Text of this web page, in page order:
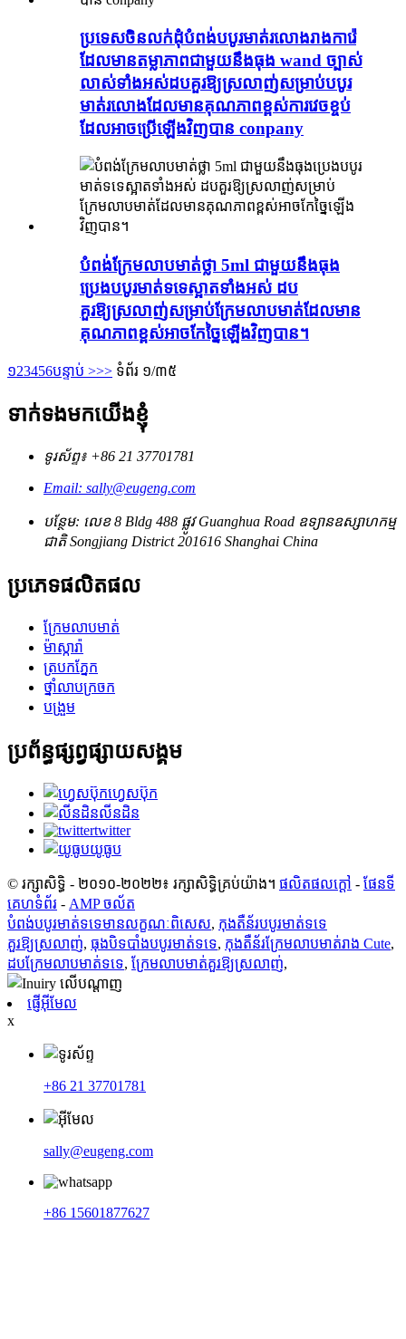
ប្រទេសចិនលក់ដុំបំពង់បបូរមាត់រលោងរាងការ៉េ
ដែលមានតម្លាភាពជាមួយនឹងធុង wand ច្បាស់
លាស់ទាំងអស់ដបគួរឱ្យស្រលាញ់សម្រាប់បបូរ
មាត់រលោងដែលមានគុណភាពខ្ពស់ការវេចខ្ចប់
ដែលអាចប្រើឡើងវិញបាន conpany
បំពង់ក្រែមលាបមាត់ថ្លា 5ml ជាមួយនឹងធុង
ប្រេងបបូរមាត់ទទេស្អាតទាំងអស់ ដប
គួរឱ្យស្រលាញ់សម្រាប់ក្រែមលាបមាត់ដែលមាន
គុណភាពខ្ពស់អាចកែច្នៃឡើងវិញបាន។
១23456បន្ទាប់ >>> ទំព័រ ១/៣៥
ទាក់ទងមកយើងខ្ញុំ
ទូរស័ព្ទ៖ +86 21 37701781
Email: sally@eugeng.com
បន្ថែម: លេខ 8 Bldg 488 ផ្លូវ Guanghua Road ឧទ្យានឧស្សាហកម្ម
ជាតិ Songjiang District 201616 Shanghai China
ប្រភេទផលិតផល
ក្រែមលាបមាត់
ម៉ាស្ការ៉ា
ត្របកភ្នែក
ថ្នាំលាបក្រចក
បង្រួម
ប្រព័ន្ធផ្សព្វផ្សាយសង្គម
ហ្វេសប៊ុក
លីនដិន
twitter
យូធូប
© រក្សាសិទ្ធិ - ២០១០-២០២២៖ រក្សាសិទ្ធិគ្រប់យ៉ាង។ ផលិតផលក្តៅ - ផែនទី
គេហទំព័រ - AMP ចល័ត
បំពង់​បបូរ​មាត់​ទទេ​មាន​លក្ខណៈ​ពិសេស, កុងតឺន័របបូរមាត់ទទេ
គួរឱ្យស្រលាញ់, ធុងបិទបាំងបបូរមាត់ទទេ, កុងតឺន័រក្រែមលាបមាត់រាង Cute,
ដបក្រែមលាបមាត់ទទេ, ក្រែមលាបមាត់គួរឱ្យស្រលាញ់,
ផ្ញើអ៊ីមែល
x
+86 21 37701781
sally@eugeng.com
+86 15601877627